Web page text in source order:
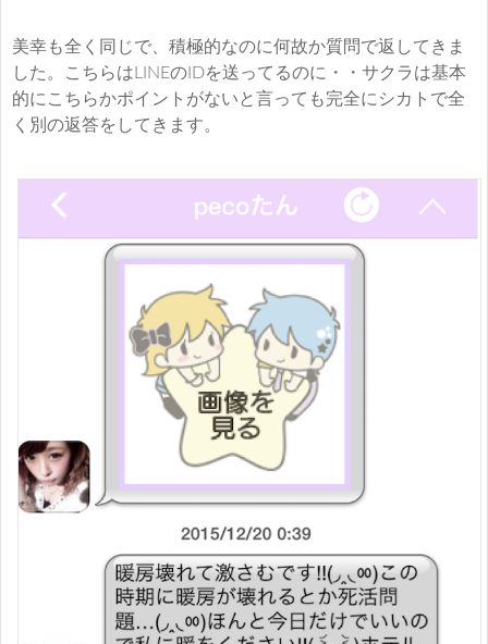
美幸も全く同じで、積極的なのに何故か質問で返してきま
した。こちらはLINEのIDを送ってるのに・・サクラは基本
的にこちらかポイントがないと言っても完全にシカトで全
く別の返答をしてきます。